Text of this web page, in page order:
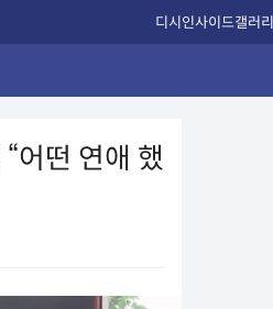
디시인사이드갤러리
어떤 연애 했